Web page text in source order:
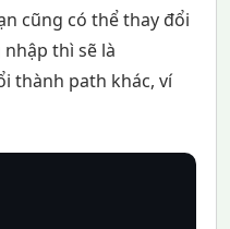
cũng có thể thay đổi
thì sẽ là
thành path khác, ví